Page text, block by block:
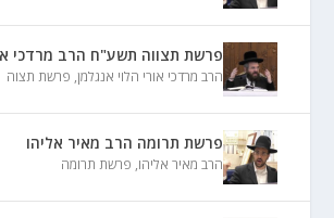
פרשת תצווה תשע"ח הרב מרדכי
הרב מרדכי אורי הלוי אנגלמן, פרשת תצוה
פרשת תרומה הרב מאיר אליהו
הרב מאיר אליהו, פרשת תרומה